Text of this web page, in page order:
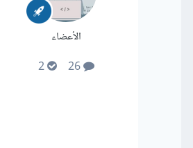
الأعضاء
26
2